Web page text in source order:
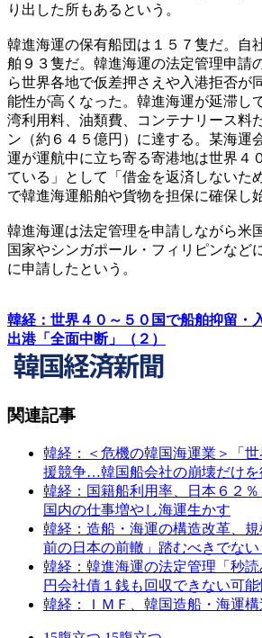
り出した所もあるという。
韓進海運の保有船団は１５７隻だ。自
舶９３隻だ。韓進海運の法定管理申請
ら世界各地で仮差押さえや入港拒否が
能性が高くなった。韓進海運が延滞し
湾利用料、油類費、コンテナリース料
ン（約６４５億円）に達する。某海運
運が運航中に立ち寄る寄港地は世界４
ている」として「借金を返済しないた
で韓進海運船舶や貨物を担保に確保し
韓進海運は法定管理を申請しながら米
国家やシンガポール・フィリピンなど
に申請したという。
韓経：世界４０～５０国で船舶抑留・
出港「全面中断」（２）
関連記事
韓経：＜危機の韓国海運業＞「
援競争…韓国船会社の崩壊だけを
韓経：国籍船利用率、日本６２
国内の仕事増やし海運生かす
韓経：造船・海運の構造改革、
前の日本の前轍」踏むべきでない
韓経：韓進海運の法定管理「秒
円会社債１銭も回収できない可能
韓経：ＩＭＦ、韓国造船・海運